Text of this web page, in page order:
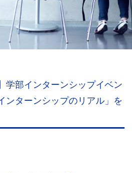
学部インターンシップイベン
ンターンシップのリアル」を